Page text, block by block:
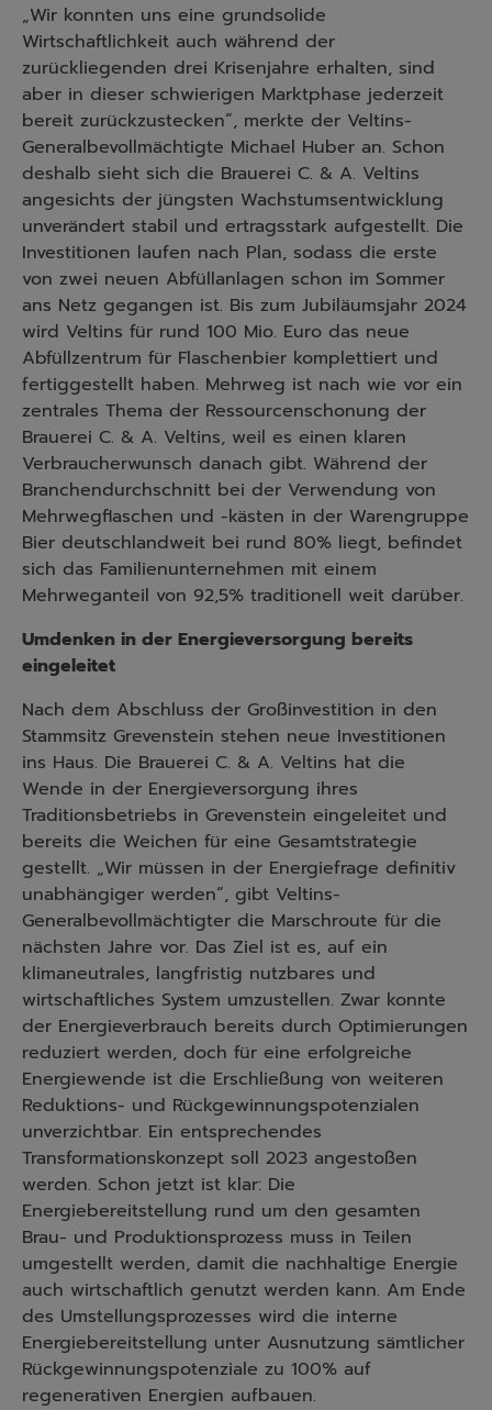
„Wir konnten uns eine grundsolide
Wirtschaftlichkeit auch während der
zurückliegenden drei Krisenjahre erhalten, sind
aber in dieser schwierigen Marktphase jederzeit
bereit zurückzustecken“, merkte der Veltins-
Generalbevollmächtigte Michael Huber an. Schon
deshalb sieht sich die Brauerei C. & A. Veltins
angesichts der jüngsten Wachstumsentwicklung
unverändert stabil und ertragsstark aufgestellt. Die
Investitionen laufen nach Plan, sodass die erste
von zwei neuen Abfüllanlagen schon im Sommer
ans Netz gegangen ist. Bis zum Jubiläumsjahr 2024
wird Veltins für rund 100 Mio. Euro das neue
Abfüllzentrum für Flaschenbier komplettiert und
fertiggestellt haben. Mehrweg ist nach wie vor ein
zentrales Thema der Ressourcenschonung der
Brauerei C. & A. Veltins, weil es einen klaren
Verbraucherwunsch danach gibt. Während der
Branchendurchschnitt bei der Verwendung von
Mehrwegflaschen und -kästen in der Warengruppe
Bier deutschlandweit bei rund 80% liegt, befindet
sich das Familienunternehmen mit einem
Mehrweganteil von 92,5% traditionell weit darüber.
Umdenken in der Energieversorgung bereits
eingeleitet
Nach dem Abschluss der Großinvestition in den
Stammsitz Grevenstein stehen neue Investitionen
ins Haus. Die Brauerei C. & A. Veltins hat die
Wende in der Energieversorgung ihres
Traditionsbetriebs in Grevenstein eingeleitet und
bereits die Weichen für eine Gesamtstrategie
gestellt. „Wir müssen in der Energiefrage definitiv
unabhängiger werden“, gibt Veltins-
Generalbevollmächtigter die Marschroute für die
nächsten Jahre vor. Das Ziel ist es, auf ein
klimaneutrales, langfristig nutzbares und
wirtschaftliches System umzustellen. Zwar konnte
der Energieverbrauch bereits durch Optimierungen
reduziert werden, doch für eine erfolgreiche
Energiewende ist die Erschließung von weiteren
Reduktions- und Rückgewinnungspotenzialen
unverzichtbar. Ein entsprechendes
Transformationskonzept soll 2023 angestoßen
werden. Schon jetzt ist klar: Die
Energiebereitstellung rund um den gesamten
Brau- und Produktionsprozess muss in Teilen
umgestellt werden, damit die nachhaltige Energie
auch wirtschaftlich genutzt werden kann. Am Ende
des Umstellungsprozesses wird die interne
Energiebereitstellung unter Ausnutzung sämtlicher
Rückgewinnungspotenziale zu 100% auf
regenerativen Energien aufbauen.